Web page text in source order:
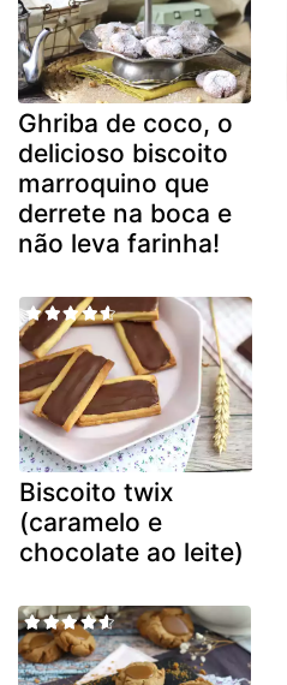
Ghriba de coco, o
delicioso biscoito
marroquino que
derrete na boca e
não leva farinha!
Biscoito twix
(caramelo e
chocolate ao leite)